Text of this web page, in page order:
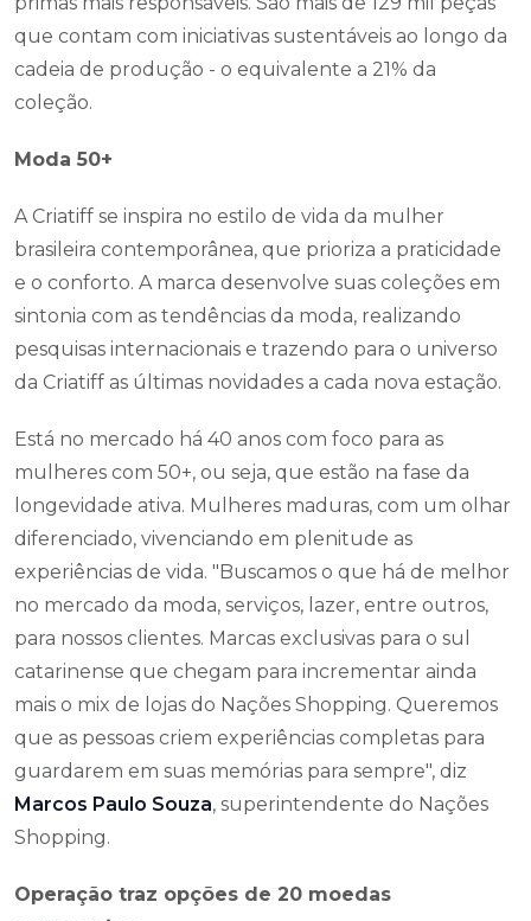
que contam com iniciativas sustentáveis ao longo da
cadeia de produção - o equivalente a 21% da
coleção.
Moda 50+
A Criatiff se inspira no estilo de vida da mulher
brasileira contemporânea, que prioriza a praticidade
e o conforto. A marca desenvolve suas coleções em
sintonia com as tendências da moda, realizando
pesquisas internacionais e trazendo para o universo
da Criatiff as últimas novidades a cada nova estação.
Está no mercado há 40 anos com foco para as
mulheres com 50+, ou seja, que estão na fase da
longevidade ativa. Mulheres maduras, com um olhar
diferenciado, vivenciando em plenitude as
experiências de vida. "Buscamos o que há de melhor
no mercado da moda, serviços, lazer, entre outros,
para nossos clientes. Marcas exclusivas para o sul
catarinense que chegam para incrementar ainda
mais o mix de lojas do Nações Shopping. Queremos
que as pessoas criem experiências completas para
guardarem em suas memórias para sempre", diz
Marcos Paulo Souza, superintendente do Nações
Shopping.
Operação traz opções de 20 moedas